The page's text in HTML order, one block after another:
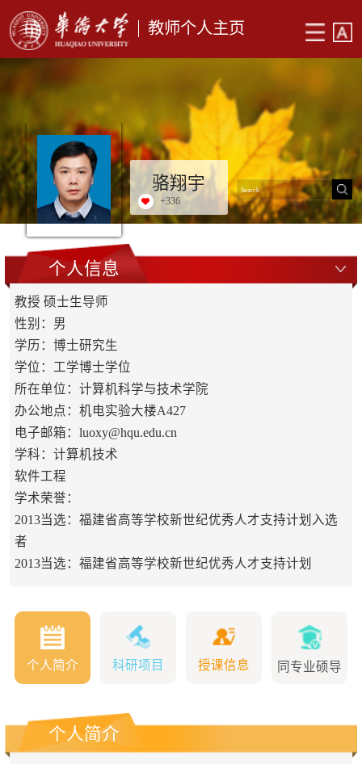
教师个人主页
骆翔宇
+336
个人信息
教授 硕士生导师
性别：男
学历：博士研究生
学位：工学博士学位
所在单位：计算机科学与技术学院
办公地点：机电实验大楼A427
电子邮箱： luoxy@hqu.edu.cn
学科：计算机技术
软件工程
学术荣誉：
2013当选：福建省高等学校新世纪优秀人才支持计划入选
者
2013当选：福建省高等学校新世纪优秀人才支持计划
个人简介 科研项目 授课信息 同专业硕导
个人简介